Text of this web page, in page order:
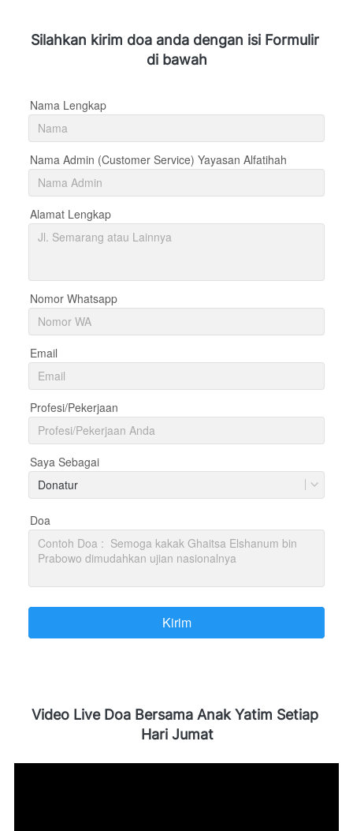
Silahkan kirim doa anda dengan isi Formulir
di bawah
Nama Lengkap
Nama Admin (Customer Service) Yayasan Alfatihah
Alamat Lengkap
Nomor Whatsapp
Email
Profesi/Pekerjaan
Saya Sebagai
Donatur
Doa
`Kirim
Video Live Doa Bersama Anak Yatim Setiap
Hari Jumat